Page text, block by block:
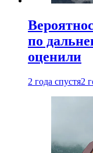
по
оценили
2 года спустя2